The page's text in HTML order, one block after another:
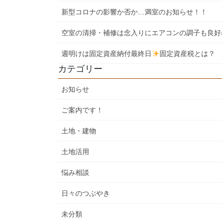
新型コロナの影響か否か…満室のお知らせ！！
空室の清掃・補修は念入りにエアコンの調子も良
週明けは固定資産納付最終日 固定資産税とは？
カテゴリー
お知らせ
ご案内です！
土地・建物
土地活用
悩み相談
日々のつぶやき
未分類